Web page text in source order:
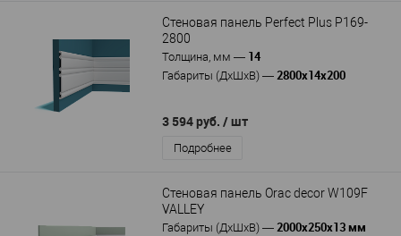
Стеновая панель Perfect Plus P169-
2800
Толщина, мм — 14
Габариты (ДхШхВ) — 2800x14x200
3 594 руб. / шт
Подробнее
Стеновая панель Orac decor W109F
VALLEY
Габариты (ДхШхВ) — 2000х250х13 мм